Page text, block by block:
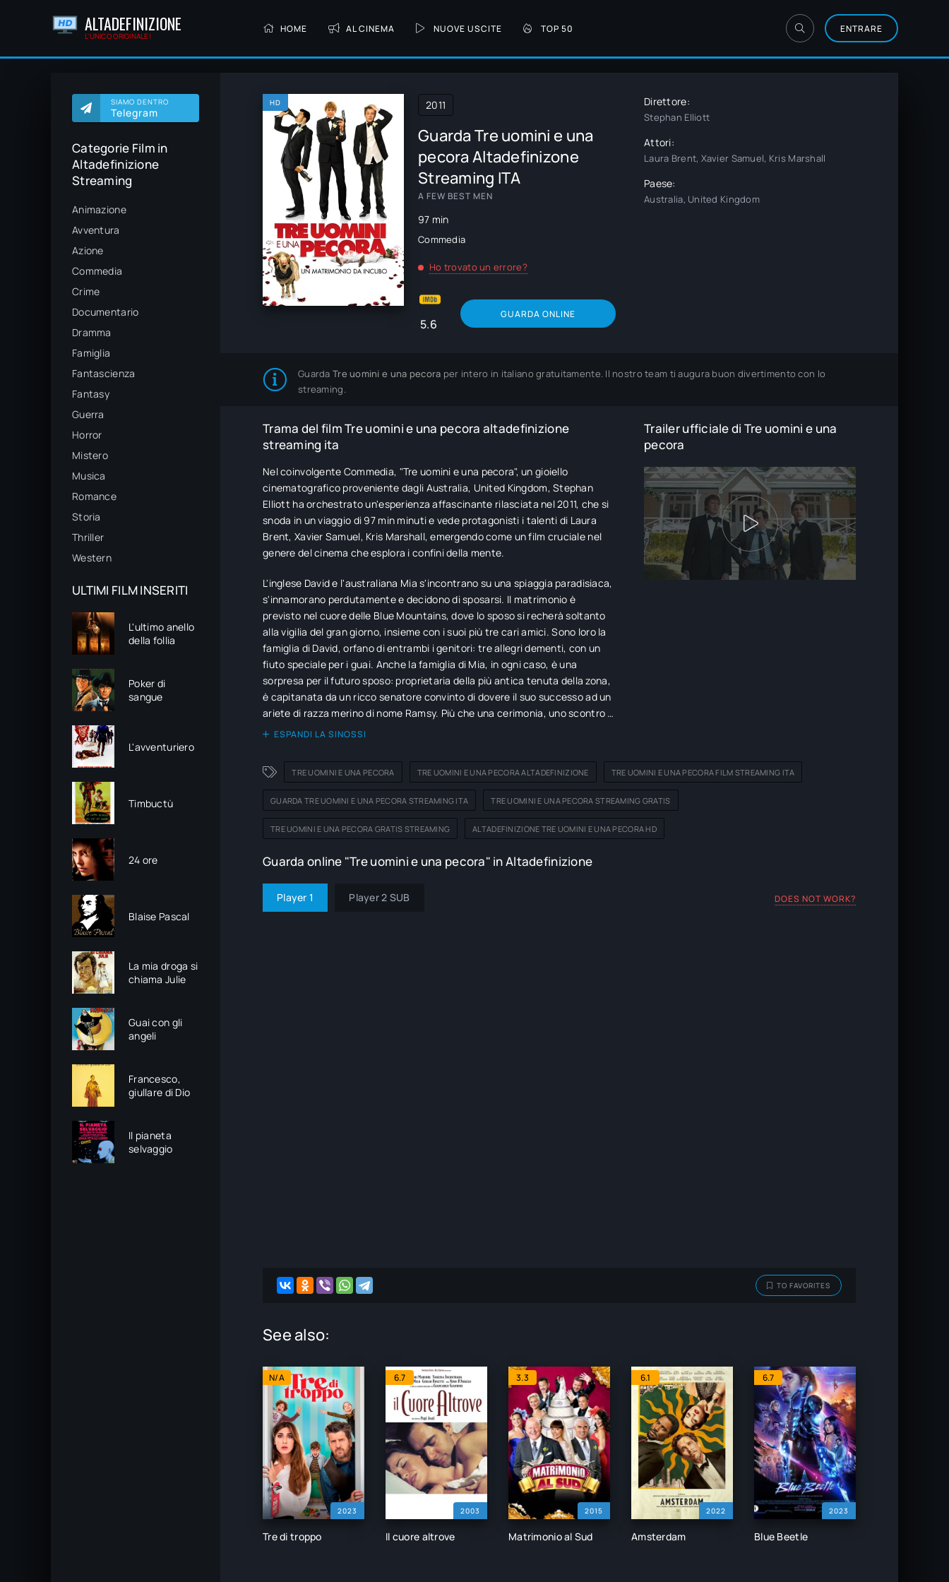
ALTADEFINIZIONE
L'UNICO ORIGINALE!
HOME AL CINEMA NUOVE USCITE TOP 50 ENTRARE
SIAMO DENTRO
Telegram
Categorie Film in
Altadefinizione
Streaming
Animazione
Avventura
Azione
Commedia
Crime
Documentario
Dramma
Famiglia
Fantascienza
Fantasy
Guerra
Horror
Mistero
Musica
Romance
Storia
Thriller
Western
ULTIMI FILM INSERITI
L'ultimo anello
della follia
Poker di
sangue
L'avventuriero
Timbuctù
24 ore
Blaise Pascal
La mia droga si
chiama Julie
Guai con gli
angeli
Francesco,
giullare di Dio
Il pianeta
selvaggio
HD
Guarda Tre uomini e una
pecora Altadefinizone
Streaming ITA
A FEW BEST MEN
97 min
Commedia
2011
Ho trovato un errore?
5.6
GUARDA ONLINE
Direttore:
Stephan Elliott
Attori:
Laura Brent, Xavier Samuel, Kris Marshall
Paese:
Australia, United Kingdom
Guarda Tre uomini e una pecora per intero in italiano gratuitamente. Il nostro team ti augura buon divertimento con lo
streaming.
Trama del film Tre uomini e una pecora altadefinizione
streaming ita
Nel coinvolgente Commedia, "Tre uomini e una pecora", un gioiello
cinematografico proveniente dagli Australia, United Kingdom, Stephan
Elliott ha orchestrato un'esperienza affascinante rilasciata nel 2011, che si
snoda in un viaggio di 97 min minuti e vede protagonisti i talenti di Laura
Brent, Xavier Samuel, Kris Marshall, emergendo come un film cruciale nel
genere del cinema che esplora i confini della mente.
L'inglese David e l'australiana Mia s'incontrano su una spiaggia paradisiaca,
s'innamorano perdutamente e decidono di sposarsi. Il matrimonio è
previsto nel cuore delle Blue Mountains, dove lo sposo si recherà soltanto
alla vigilia del gran giorno, insieme con i suoi più tre cari amici. Sono loro la
famiglia di David, orfano di entrambi i genitori: tre allegri dementi, con un
fiuto speciale per i guai. Anche la famiglia di Mia, in ogni caso, è una
sorpresa per il futuro sposo: proprietaria della più antica tenuta della zona,
è capitanata da un ricco senatore convinto di dovere il suo successo ad un
ariete di razza merino di nome Ramsy. Più che una cerimonia, uno scontro di
civiltà.
ESPANDI LA SINOSSI
Trailer ufficiale di Tre uomini e una
pecora
TRE UOMINI E UNA PECORA TRE UOMINI E UNA PECORA ALTADEFINIZIONE TRE UOMINI E UNA PECORA FILM STREAMING ITA
GUARDA TRE UOMINI E UNA PECORA STREAMING ITA TRE UOMINI E UNA PECORA STREAMING GRATIS
TRE UOMINI E UNA PECORA GRATIS STREAMING ALTADEFINIZIONE TRE UOMINI E UNA PECORA HD
Guarda online "Tre uomini e una pecora" in Altadefinizione
Player 1 Player 2 SUB DOES NOT WORK?
TO FAVORITES
See also:
2023
N/A
Tre di troppo
2003
6.7
Il cuore altrove
2015
3.3
Matrimonio al Sud
2022
6.1
Amsterdam
2023
6.7
Blue Beetle